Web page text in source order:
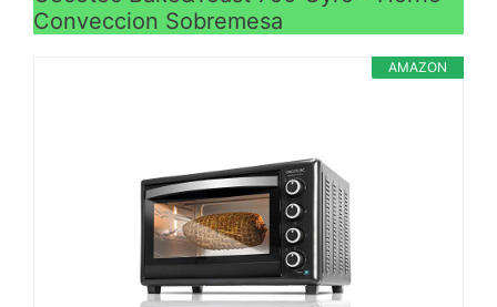
Conveccion Sobremesa
AMAZON